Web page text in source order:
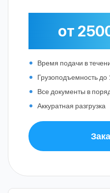
от
Время подачи в
Грузоподъемность до
Все документы в
Аккуратная разгрузка